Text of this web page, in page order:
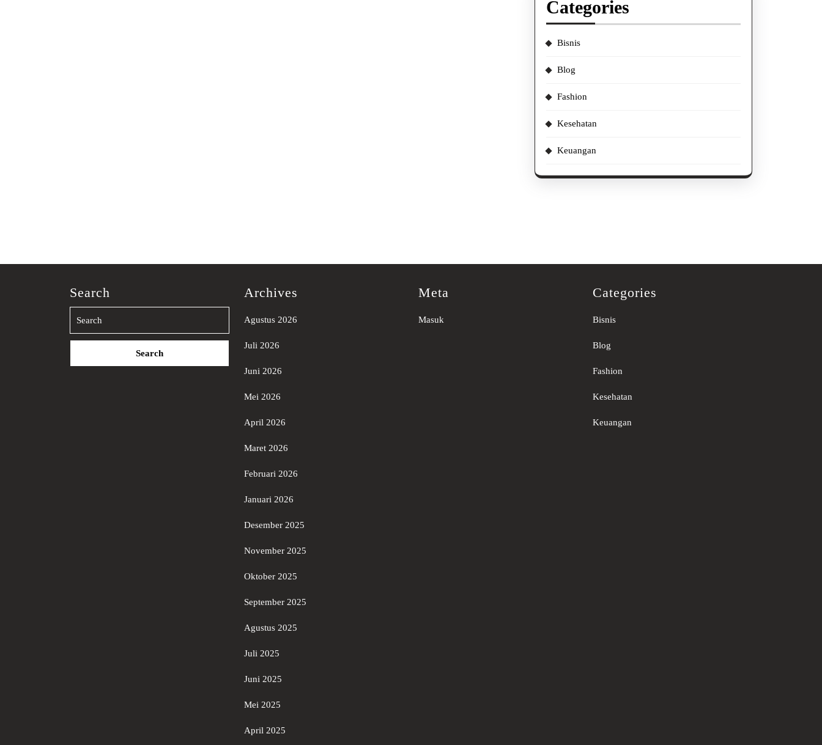
Categories
Bisnis
Blog
Fashion
Kesehatan
Keuangan
Search
Search
Archives
Agustus 2026
Juli 2026
Juni 2026
Mei 2026
April 2026
Maret 2026
Februari 2026
Januari 2026
Desember 2025
November 2025
Oktober 2025
September 2025
Agustus 2025
Juli 2025
Juni 2025
Mei 2025
April 2025
Meta
Masuk
Categories
Bisnis
Blog
Fashion
Kesehatan
Keuangan